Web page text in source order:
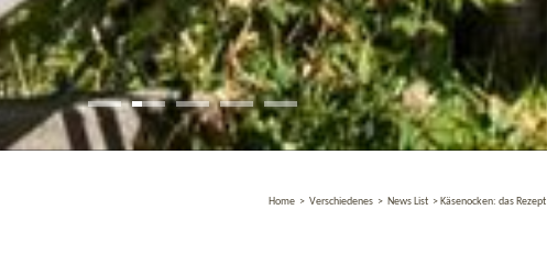
Home > Verschiedenes > News List > Käsenocken: das Rezept